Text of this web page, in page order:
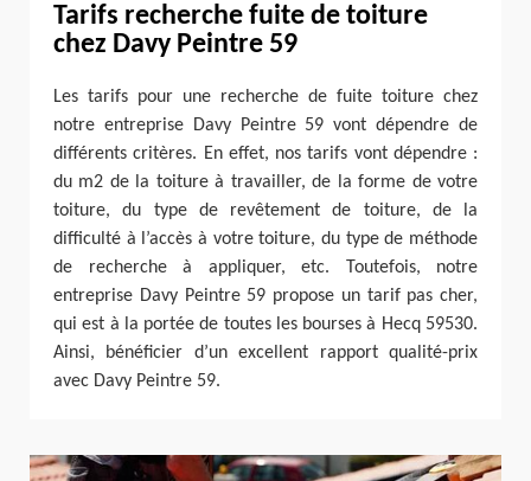
Tarifs recherche fuite de toiture
chez Davy Peintre 59
Les tarifs pour une recherche de fuite toiture chez
notre entreprise Davy Peintre 59 vont dépendre de
différents critères. En effet, nos tarifs vont dépendre :
du m2 de la toiture à travailler, de la forme de votre
toiture, du type de revêtement de toiture, de la
difficulté à l’accès à votre toiture, du type de méthode
de recherche à appliquer, etc. Toutefois, notre
entreprise Davy Peintre 59 propose un tarif pas cher,
qui est à la portée de toutes les bourses à Hecq 59530.
Ainsi, bénéficier d’un excellent rapport qualité-prix
avec Davy Peintre 59.